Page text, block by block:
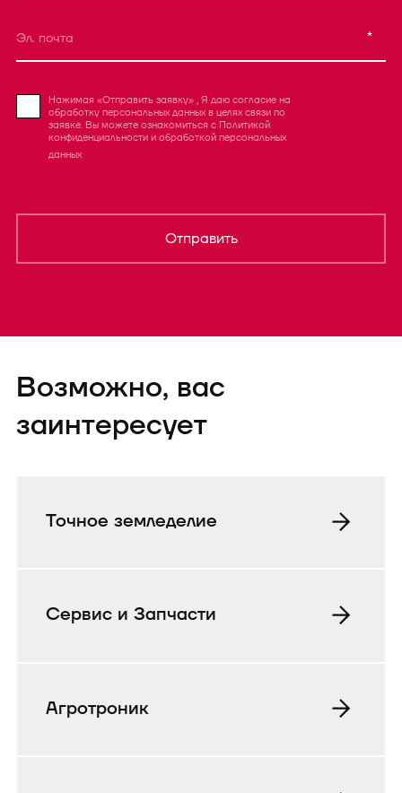
*
Нажимая «Отправить заявку» , Я даю согласие на
обработку персональных данных в целях связи по
заявке. Вы можете ознакомиться с Политикой
конфиденциальности и обработкой персональных
данных
Отправить
отправленаTEST
Возможно, вас
заинтересует
Точное земледелие
Сервис и Запчасти
Агротроник